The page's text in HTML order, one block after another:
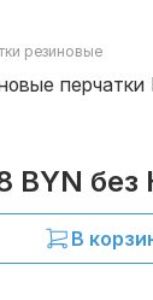
резиновые
перчатки
BYN
В